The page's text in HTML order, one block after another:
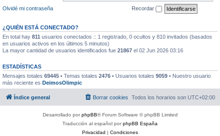
Olvidé mi contraseña
Recordar
¿QUIÉN ESTÁ CONECTADO?
En total hay 811 usuarios conectados :: 1 registrado, 0 ocultos y 810 invitados (basados
en usuarios activos en los últimos 5 minutos)
La mayor cantidad de usuarios identificados fue 21867 el 02 Jun 2026 03:16
ESTADÍSTICAS
Mensajes totales 69445 • Temas totales 2476 • Usuarios totales 9059 • Nuestro usuario
más reciente es DeimosOlimpic
Índice general Todos los horarios son UTC+02:00
Borrar cookies
Desarrollado porphpBB® Forum Software © phpBB Limited
Traducción al español porphpBB España
Privacidad | Condiciones